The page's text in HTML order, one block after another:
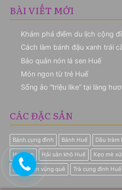
BÀI VIẾT MỚI
Khám phá điểm du lịch cộng
Cách làm bánh đậu xanh trái
Bảo quản nón lá sen Huế
Món ngon từ tré Huế
Sống ảo “triệu like” tại làng
CÁC ĐẶC SẢN
Bánh cung đình Bánh Huế Dầu tràm
Hạt Sen Hải sản khô Huế Kẹo mè
Sản phẩm vùng quê Trà cung đình Huế